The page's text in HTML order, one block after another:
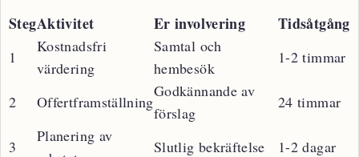
StegAktivitet Er involvering Tidsåtgång
1
Kostnadsfri
värdering
Samtal och
hembesök
1-2 timmar
2 Offertframställning
Godkännande av
förslag
24 timmar
3
Planering av
Slutlig bekräftelse 1-2 dagar